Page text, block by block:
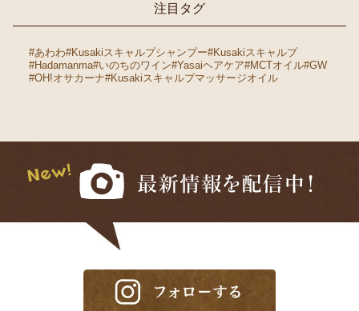
注目タグ
#あわわ#Kusakiスキャルプシャンプー#Kusakiスキャルプ
#Hadamanma#いのちのワイン#Yasaiヘアケア#MCTオイル#GW
#OH!オサカーナ#Kusakiスキャルプマッサージオイル